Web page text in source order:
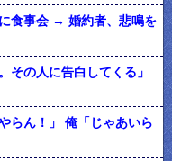
食事会 → 婚約者、悲鳴を
その人に告白してくる」
らん！」 俺「じゃあいら